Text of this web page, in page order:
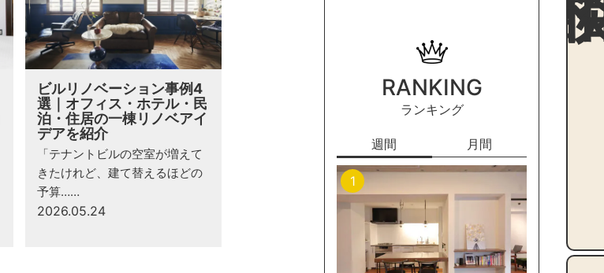
ビルリノベーション事例4
選｜オフィス・ホテル・民
泊・住居の一棟リノベアイ
デアを紹介
「テナントビルの空室が増えて
きたけれど、建て替えるほどの
予算……
2026.05.24
RANKING
ランキング
週間 月間